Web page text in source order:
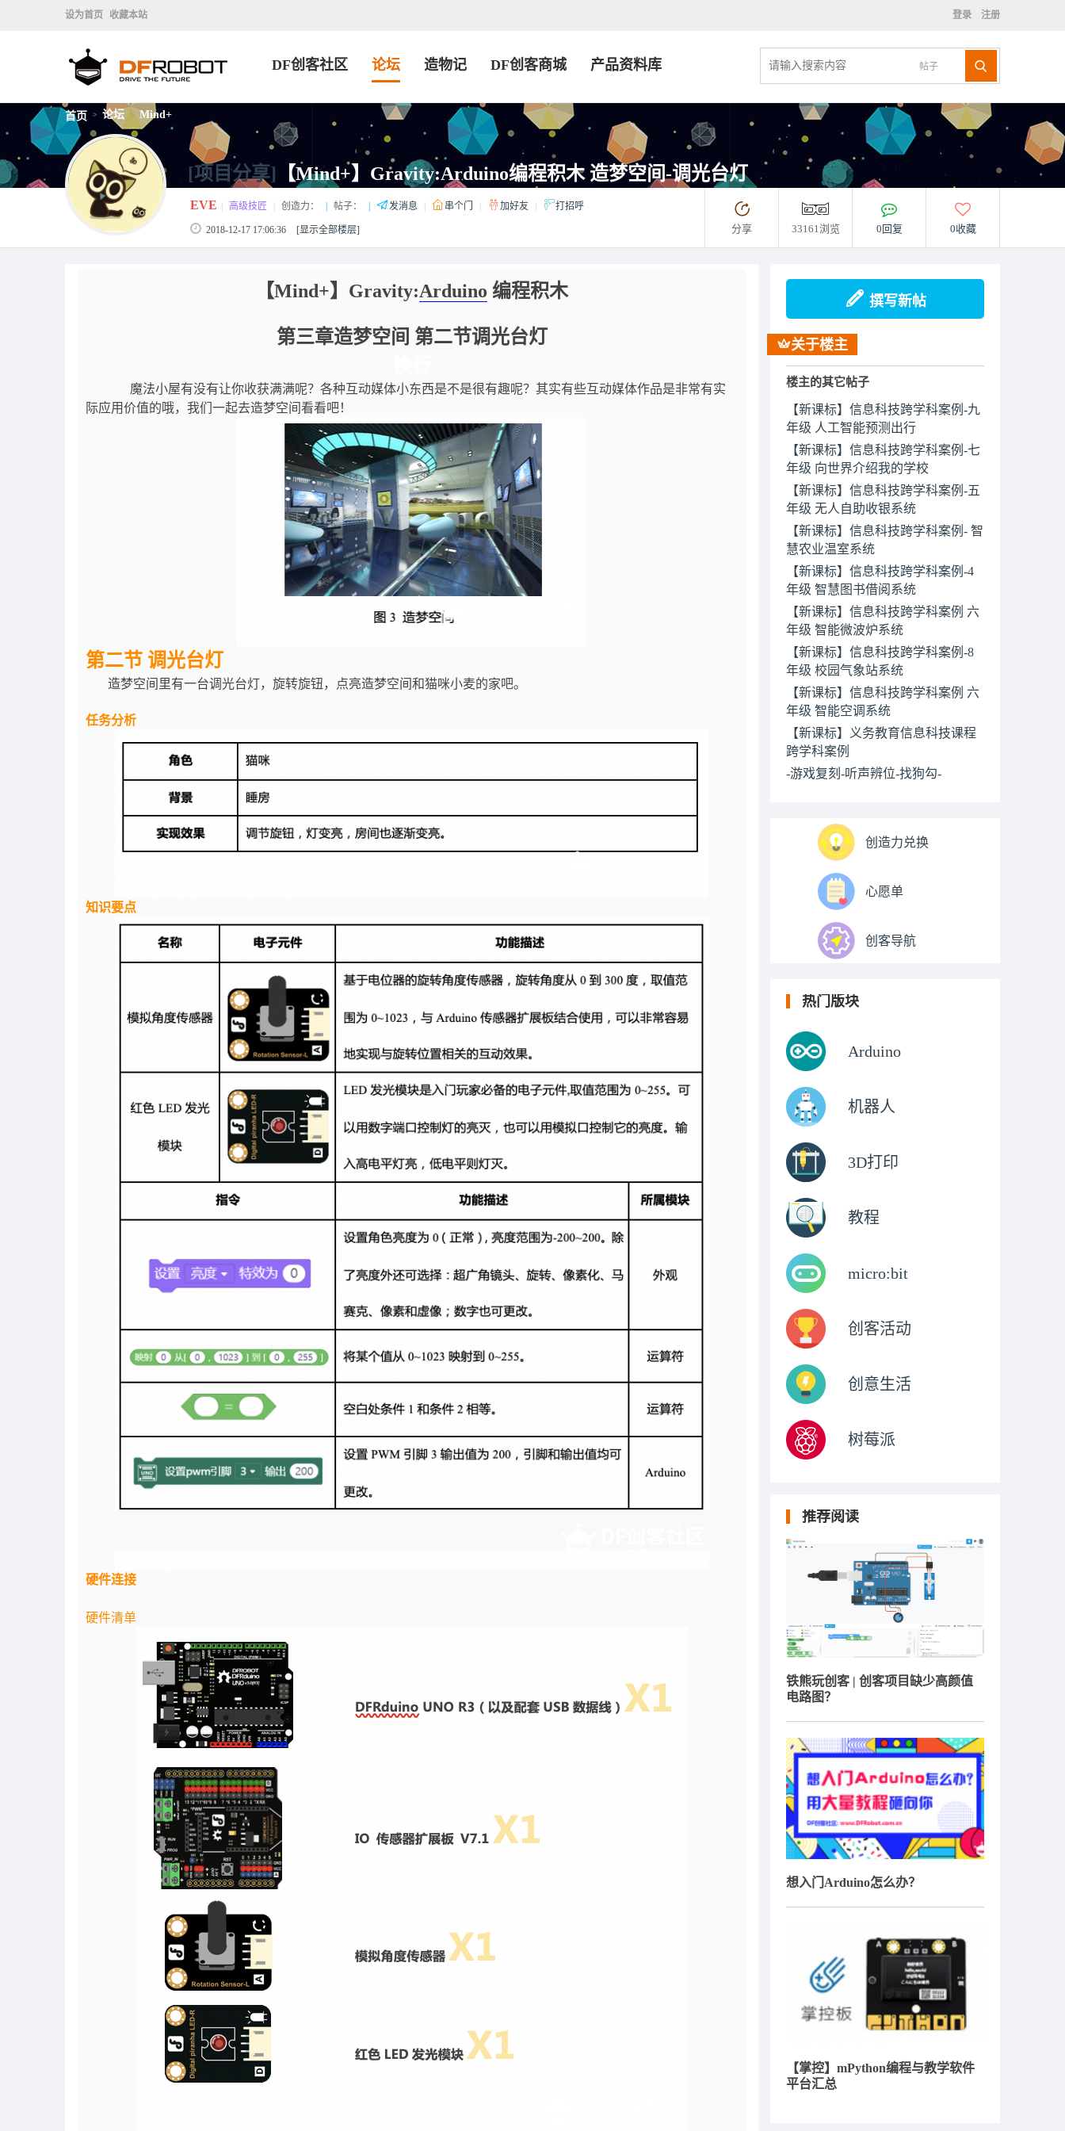
设为首页 收藏本站 登录 注册
帖子
DF创客社区 论坛 造物记 DF创客商城 产品资料库
首页 > 论坛 > Mind+
[项目分享] 【Mind+】Gravity:Arduino编程积木 造梦空间-调光台灯
EVE 高级技匠 创造力： 帖子： 发消息 串个门 加好友 打招呼
2018-12-17 17:06:36 [显示全部楼层] 分享 33161浏览 0回复 0收藏
【Mind+】Gravity:Arduino 编程积木
第三章造梦空间 第二节调光台灯
魔法小屋有没有让你收获满满呢？各种互动媒体小东西是不是很有趣呢？其实有些互动媒体作品是非常有实
际应用价值的哦，我们一起去造梦空间看看吧！
第二节 调光台灯
造梦空间里有一台调光台灯，旋转旋钮，点亮造梦空间和猫咪小麦的家吧。
任务分析
知识要点
硬件连接
硬件清单
撰写新帖
关于楼主
楼主的其它帖子
【新课标】信息科技跨学科案例-九
年级 人工智能预测出行
【新课标】信息科技跨学科案例-七
年级 向世界介绍我的学校
【新课标】信息科技跨学科案例-五
年级 无人自助收银系统
【新课标】信息科技跨学科案例- 智
慧农业温室系统
【新课标】信息科技跨学科案例-4
年级 智慧图书借阅系统
【新课标】信息科技跨学科案例 六
年级 智能微波炉系统
【新课标】信息科技跨学科案例-8
年级 校园气象站系统
【新课标】信息科技跨学科案例 六
年级 智能空调系统
【新课标】义务教育信息科技课程
跨学科案例
-游戏复刻-听声辨位-找狗勾-
创造力兑换
心愿单
创客导航
热门版块
Arduino
机器人
3D打印
教程
micro:bit
创客活动
创意生活
树莓派
推荐阅读
铁熊玩创客 | 创客项目缺少高颜值
电路图？
想入门Arduino怎么办？
【掌控】mPython编程与教学软件
平台汇总